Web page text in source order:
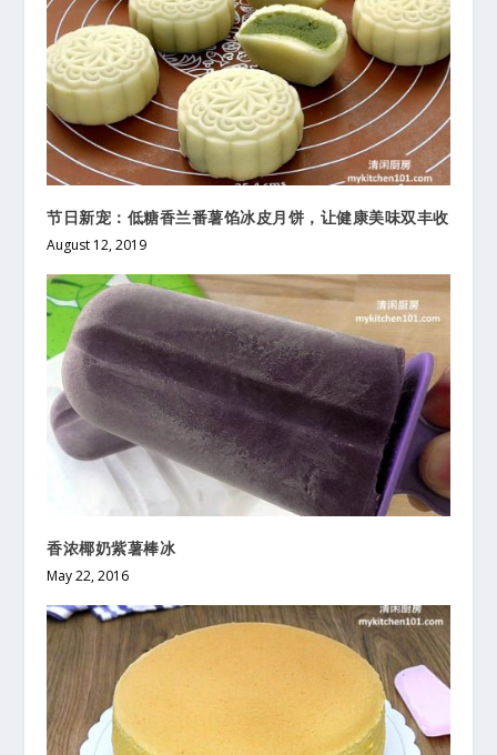
节日新宠：低糖香兰番薯馅冰皮月饼，让健康美味双丰收
August 12, 2019
香浓椰奶紫薯棒冰
May 22, 2016